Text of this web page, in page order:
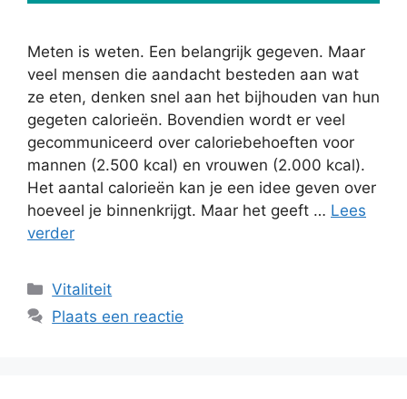
Meten is weten. Een belangrijk gegeven. Maar
veel mensen die aandacht besteden aan wat
ze eten, denken snel aan het bijhouden van hun
gegeten calorieën. Bovendien wordt er veel
gecommuniceerd over caloriebehoeften voor
mannen (2.500 kcal) en vrouwen (2.000 kcal).
Het aantal calorieën kan je een idee geven over
hoeveel je binnenkrijgt. Maar het geeft … Lees
verder
Vitaliteit
Plaats een reactie